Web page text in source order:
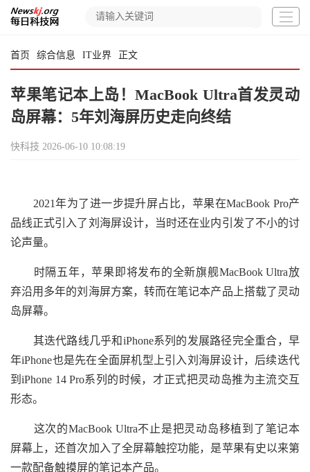
首页 综合信息 IT业界 正文
苹果笔记本上岛！MacBook Ultra首发灵动
岛屏幕：5年刘海屏历史走向终结
快科技 2026-06-10 10:08:19
2021年为了进一步提升屏占比，苹果在MacBook Pro产
品线正式引入了刘海屏设计，当时还在业内引发了不小的讨
论声量。
时隔五年，苹果即将发布的全新旗舰MacBook Ultra放
弃沿用多年的刘海屏方案，转而在笔记本产品上搭载了灵动
岛屏幕。
其迭代路线几乎和iPhone系列的发展路径完全重合，早
年iPhone也是先在全面屏机型上引入刘海屏设计，后续迭代
到iPhone 14 Pro系列的时候，才正式把灵动岛推为主流交互
形态。
这次的MacBook Ultra不止是把灵动岛移植到了笔记本
屏幕上，还首次加入了全屏幕触控功能，是苹果有史以来第
一款配备触摸屏的笔记本产品。